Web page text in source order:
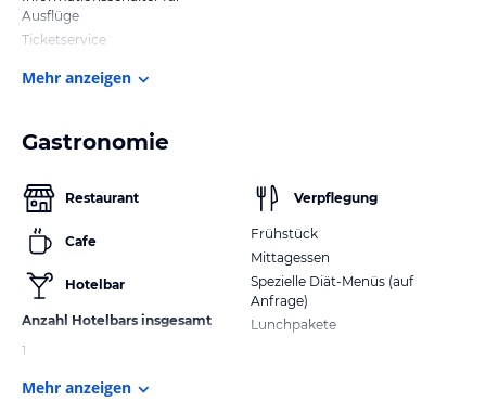
Ausflüge
Ticketservice
Mehr anzeigen
Gastronomie
Restaurant
Cafe
Hotelbar
Anzahl Hotelbars insgesamt
1
Verpflegung
Frühstück
Mittagessen
Spezielle Diät-Menüs (auf
Anfrage)
Lunchpakete
Mehr anzeigen